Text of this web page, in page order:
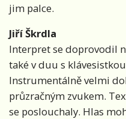
jim palce.
Jiří Škrdla
Interpret se doprovodil
také v duu s
Instrumentálně velmi
průzračným zvukem.
se poslouchaly. Hlas